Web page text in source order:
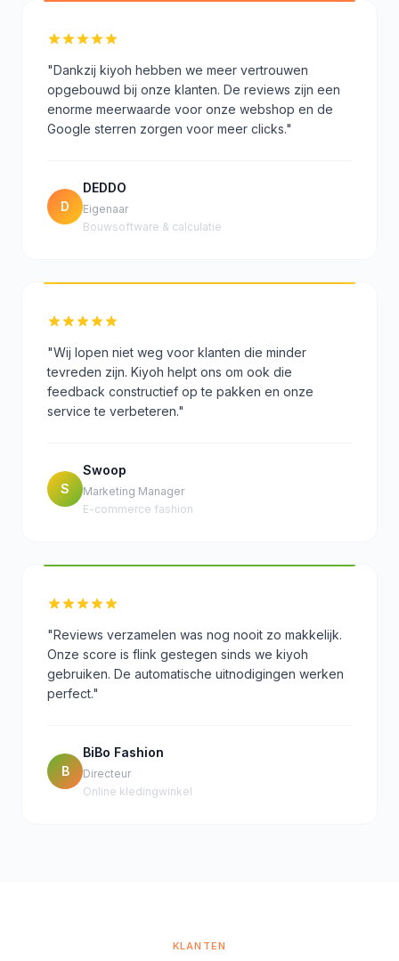
"Dankzij kiyoh hebben we meer vertrouwen
opgebouwd bij onze klanten. De reviews zijn een
enorme meerwaarde voor onze webshop en de
Google sterren zorgen voor meer clicks."
D
DEDDO
Eigenaar
Bouwsoftware & calculatie
"Wij lopen niet weg voor klanten die minder
tevreden zijn. Kiyoh helpt ons om ook die
feedback constructief op te pakken en onze
service te verbeteren."
S
Swoop
Marketing Manager
E-commerce fashion
"Reviews verzamelen was nog nooit zo makkelijk.
Onze score is flink gestegen sinds we kiyoh
gebruiken. De automatische uitnodigingen werken
perfect."
B
BiBo Fashion
Directeur
Online kledingwinkel
KLANTEN